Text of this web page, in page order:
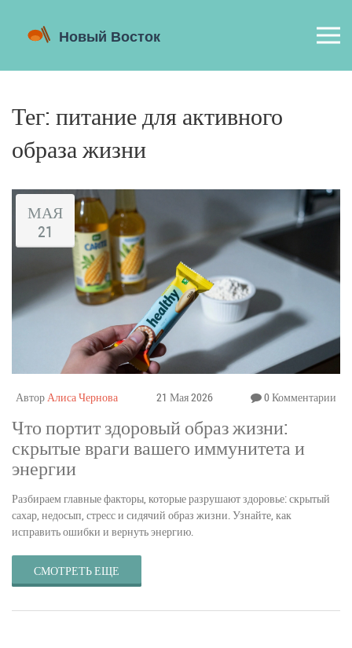
Тег: питание для активного
образа жизни
МАЯ
21
АвторАлиса Чернова 21 Мая 2026 0 Комментарии
Что портит здоровый образ жизни:
скрытые враги вашего иммунитета и
энергии
Разбираем главные факторы, которые разрушают здоровье: скрытый
сахар, недосып, стресс и сидячий образ жизни. Узнайте, как
исправить ошибки и вернуть энергию.
СМОТРЕТЬ ЕЩЕ